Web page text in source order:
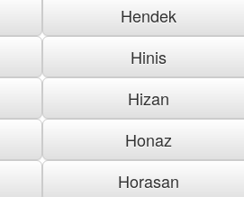
Hendek
Hinis
Hizan
Honaz
Horasan